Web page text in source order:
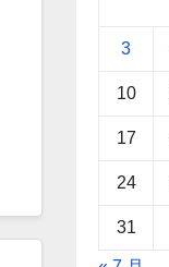
3
10
17
24
31